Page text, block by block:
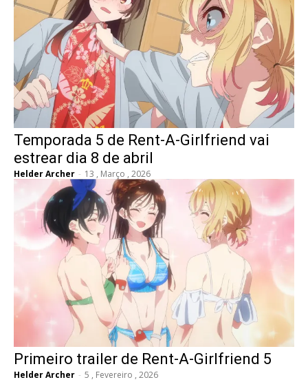
Temporada 5 de Rent-A-Girlfriend vai
estrear dia 8 de abril
Helder Archer - 13 , Março , 2026
Primeiro trailer de Rent-A-Girlfriend 5
Helder Archer - 5 , Fevereiro , 2026